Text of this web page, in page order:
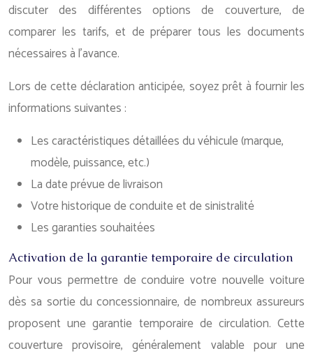
discuter des différentes options de couverture, de
comparer les tarifs, et de préparer tous les documents
nécessaires à l’avance.
Lors de cette déclaration anticipée, soyez prêt à fournir les
informations suivantes :
Les caractéristiques détaillées du véhicule (marque,
modèle, puissance, etc.)
La date prévue de livraison
Votre historique de conduite et de sinistralité
Les garanties souhaitées
Activation de la garantie temporaire de circulation
Pour vous permettre de conduire votre nouvelle voiture
dès sa sortie du concessionnaire, de nombreux assureurs
proposent une garantie temporaire de circulation. Cette
couverture provisoire, généralement valable pour une